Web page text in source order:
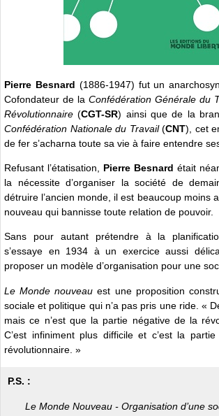
Pierre Besnard (1886-1947) fut un
Cofondateur de la Confédération Générale du
Révolutionnaire (CGT-SR) ainsi que de la
Confédération Nationale du Travail(CNT), cet
de fer s’acharna toute sa vie à faire entendre
Refusant l’étatisation, Pierre Besnard était
la nécessite d’organiser la société de
détruire l’ancien monde, il est beaucoup moins
nouveau qui bannisse toute relation de pouvoir.
Sans pour autant prétendre à la
s’essaye en 1934 à un exercice aussi
proposer un modèle d’organisation pour une
Le Monde nouveau est une proposition
sociale et politique qui n’a pas pris une ride. «
mais ce n’est que la partie négative de la
C’est infiniment plus difficile et c’est la
révolutionnaire. »
P.S. :
‌Le Monde Nouveau - Organisation d’une